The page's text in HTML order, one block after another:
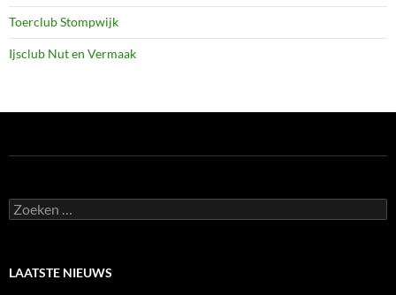
Toerclub Stompwijk
Ijsclub Nut en Vermaak
Zoeken
naar:
LAATSTE NIEUWS